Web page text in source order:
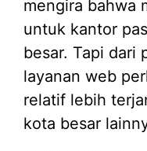
mengira bahwa
untuk kantor
besar. Tapi dari
layanan web
relatif lebih
kota besar